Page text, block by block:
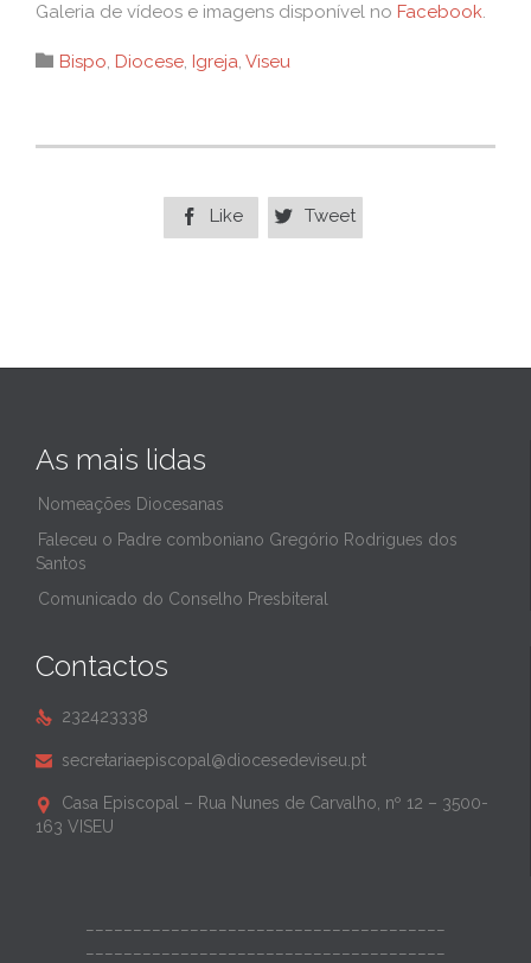
Galeria de vídeos e imagens disponível no Facebook.
 Category
Bispo, Diocese, Igreja, Viseu
 Like  Tweet
As mais lidas
Nomeações Diocesanas
Faleceu o Padre comboniano Gregório Rodrigues dos
Santos
Comunicado do Conselho Presbiteral
Contactos
 232423338
 secretariaepiscopal@diocesedeviseu.pt

Casa Episcopal – Rua Nunes de Carvalho, nº 12 – 3500-
163 VISEU